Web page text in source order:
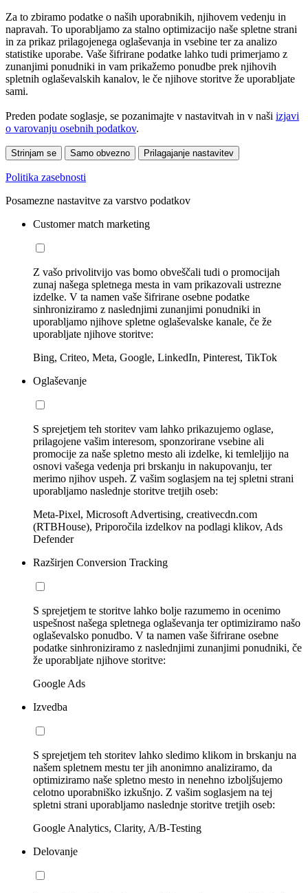
Za to zbiramo podatke o naših uporabnikih, njihovem vedenju in
napravah. To uporabljamo za stalno optimizacijo naše spletne strani
in za prikaz prilagojenega oglaševanja in vsebine ter za analizo
statistike uporabe. Vaše šifrirane podatke lahko tudi primerjamo z
zunanjimi ponudniki in vam prikažemo ponudbe prek njihovih
spletnih oglaševalskih kanalov, le če njihove storitve že uporabljate
sami.
Preden podate soglasje, se pozanimajte v nastavitvah in v naši izjavi
o varovanju osebnih podatkov.
Strinjam se Samo obvezno Prilagajanje nastavitev
Politika zasebnosti
Posamezne nastavitve za varstvo podatkov
Customer match marketing
Z vašo privolitvijo vas bomo obveščali tudi o promocijah
zunaj našega spletnega mesta in vam prikazovali ustrezne
izdelke. V ta namen vaše šifrirane osebne podatke
sinhroniziramo z naslednjimi zunanjimi ponudniki in
uporabljamo njihove spletne oglaševalske kanale, če že
uporabljate njihove storitve:
Bing, Criteo, Meta, Google, LinkedIn, Pinterest, TikTok
Oglaševanje
S sprejetjem teh storitev vam lahko prikazujemo oglase,
prilagojene vašim interesom, sponzorirane vsebine ali
promocije za naše spletno mesto ali izdelke, ki temleljijo na
osnovi vašega vedenja pri brskanju in nakupovanju, ter
merimo njihov uspeh. Z vašim soglasjem na tej spletni strani
uporabljamo naslednje storitve tretjih oseb:
Meta-Pixel, Microsoft Advertising, creativecdn.com
(RTBHouse), Priporočila izdelkov na podlagi klikov, Ads
Defender
Razširjen Conversion Tracking
S sprejetjem te storitve lahko bolje razumemo in ocenimo
uspešnost našega spletnega oglaševanja ter optimiziramo našo
oglaševalsko ponudbo. V ta namen vaše šifrirane osebne
podatke sinhroniziramo z naslednjimi zunanjimi ponudniki, če
že uporabljate njihove storitve:
Google Ads
Izvedba
S sprejetjem teh storitev lahko sledimo klikom in brskanju na
našem spletnem mestu ter jih anonimno analiziramo, da
optimiziramo naše spletno mesto in nenehno izboljšujemo
celotno uporabniško izkušnjo. Z vašim soglasjem na tej
spletni strani uporabljamo naslednje storitve tretjih oseb:
Google Analytics, Clarity, A/B-Testing
Delovanje